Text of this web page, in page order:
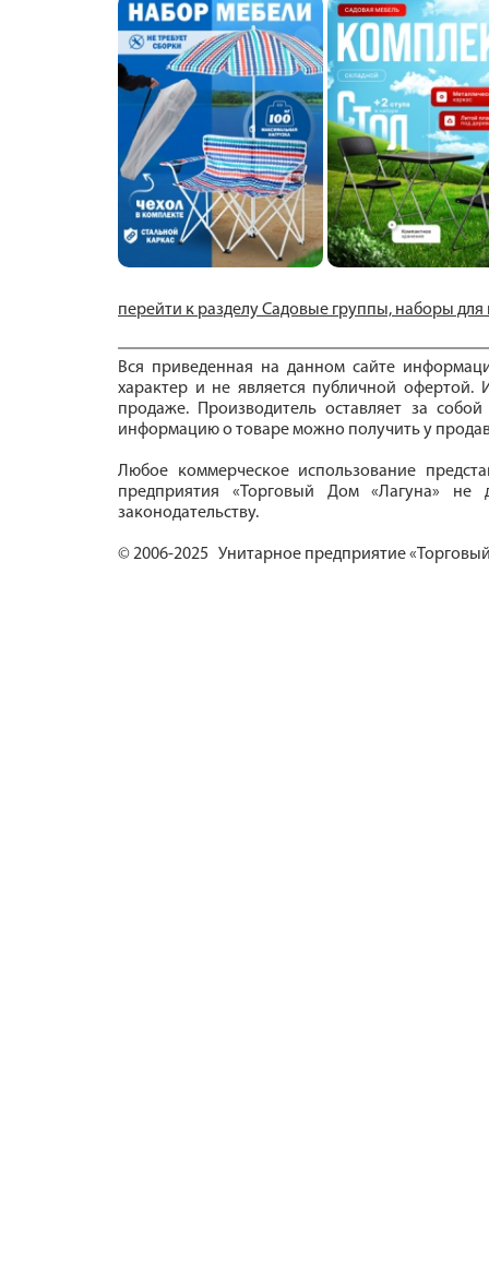
перейти к разделу Садовые группы, наборы для
Вся приведенная на данном сайте
характер и не является публичной офертой.
продаже. Производитель оставляет за
информацию о товаре можно получить у
Любое коммерческое использование
предприятия «Торговый Дом «Лагуна» не
законодательству.
© 2006-2025 Унитарное предприятие